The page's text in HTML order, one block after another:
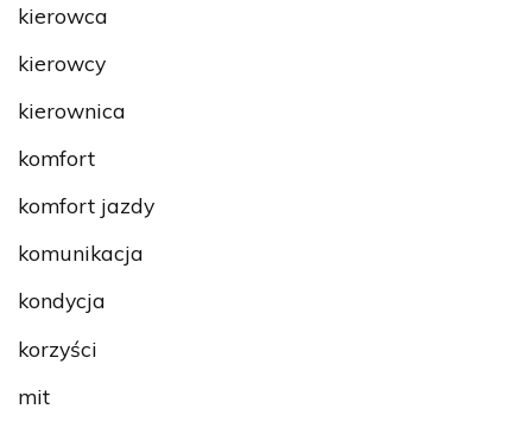
kierowca
kierowcy
kierownica
komfort
komfort jazdy
komunikacja
kondycja
korzyści
mit